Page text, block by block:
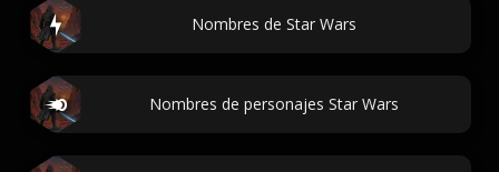
Nombres de Star Wars
Nombres de personajes Star Wars